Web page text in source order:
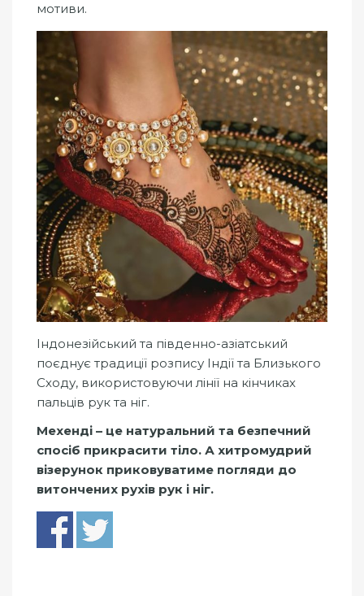
мотиви.
Індонезійський та південно-азіатський
поєднує традиції розпису Індії та Близького
Сходу, використовуючи лінії на кінчиках
пальців рук та ніг.
Мехенді – це натуральний та безпечний
спосіб прикрасити тіло. А хитромудрий
візерунок приковуватиме погляди до
витончених рухів рук і ніг.